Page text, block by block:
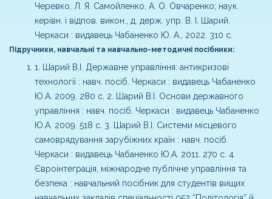
Черевко, Л. Я. Самойленко, А. О. Овчаренко; наук.
керівн. і відпов. викон., д. держ. упр. В. І. Шарий.
Черкаси : видавець Чабаненко Ю. А., 2022. 310 с.
Підручники, навчальні та навчально-методичні посібники:
1. Шарий В.І. Державне управління: антикризові
технології : навч. посіб. Черкаси : видавець Чабаненко
Ю.А. 2009. 280 с. 2. Шарий В.І. Основи державного
управління : навч. посіб. Черкаси : видавець Чабаненко
Ю.А. 2009. 518 с. 3. Шарий В.І. Системи місцевого
самоврядування зарубіжних країн : навч. посіб.
Черкаси : видавець Чабаненко Ю.А. 2011. 270 с. 4.
Євроінтеграція, міжнародне публічне управління та
безпека : навчальний посібник для студентів вищих